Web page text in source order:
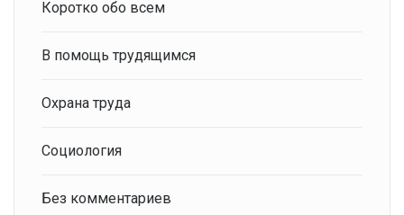
Коротко обо всем
В помощь трудящимся
Охрана труда
Социология
Без комментариев